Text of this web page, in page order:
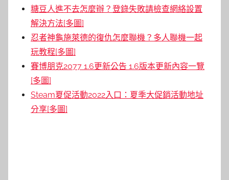
糖豆人進不去怎麼辦？登錄失敗請檢查網絡設置
解決方法[多圖]
忍者神龜施萊德的復仇怎麼聯機？多人聯機一起
玩教程[多圖]
賽博朋克2077 1.6更新公告 1.6版本更新內容一覽
[多圖]
Steam夏促活動2022入口：夏季大促銷活動地址
分享[多圖]